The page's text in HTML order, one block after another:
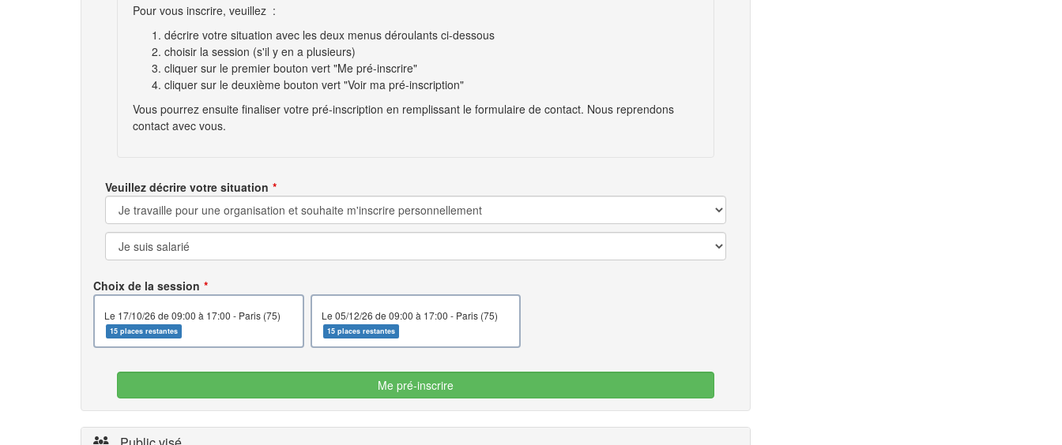
Pour vous inscrire, veuillez :
décrire votre situation avec les deux menus déroulants ci-dessous
choisir la session (s'il y en a plusieurs)
cliquer sur le premier bouton vert "Me pré-inscrire"
cliquer sur le deuxième bouton vert "Voir ma pré-inscription"
Vous pourrez ensuite finaliser votre pré-inscription en remplissant le formulaire de contact. Nous reprendons
contact avec vous.
Veuillez décrire votre situation
Choix de la session
le 17/10/26 de 09:00 à 17:00 - Paris (75)
15 places restantes
le 05/12/26 de 09:00 à 17:00 - Paris (75)
15 places restantes
Me pré-inscrire